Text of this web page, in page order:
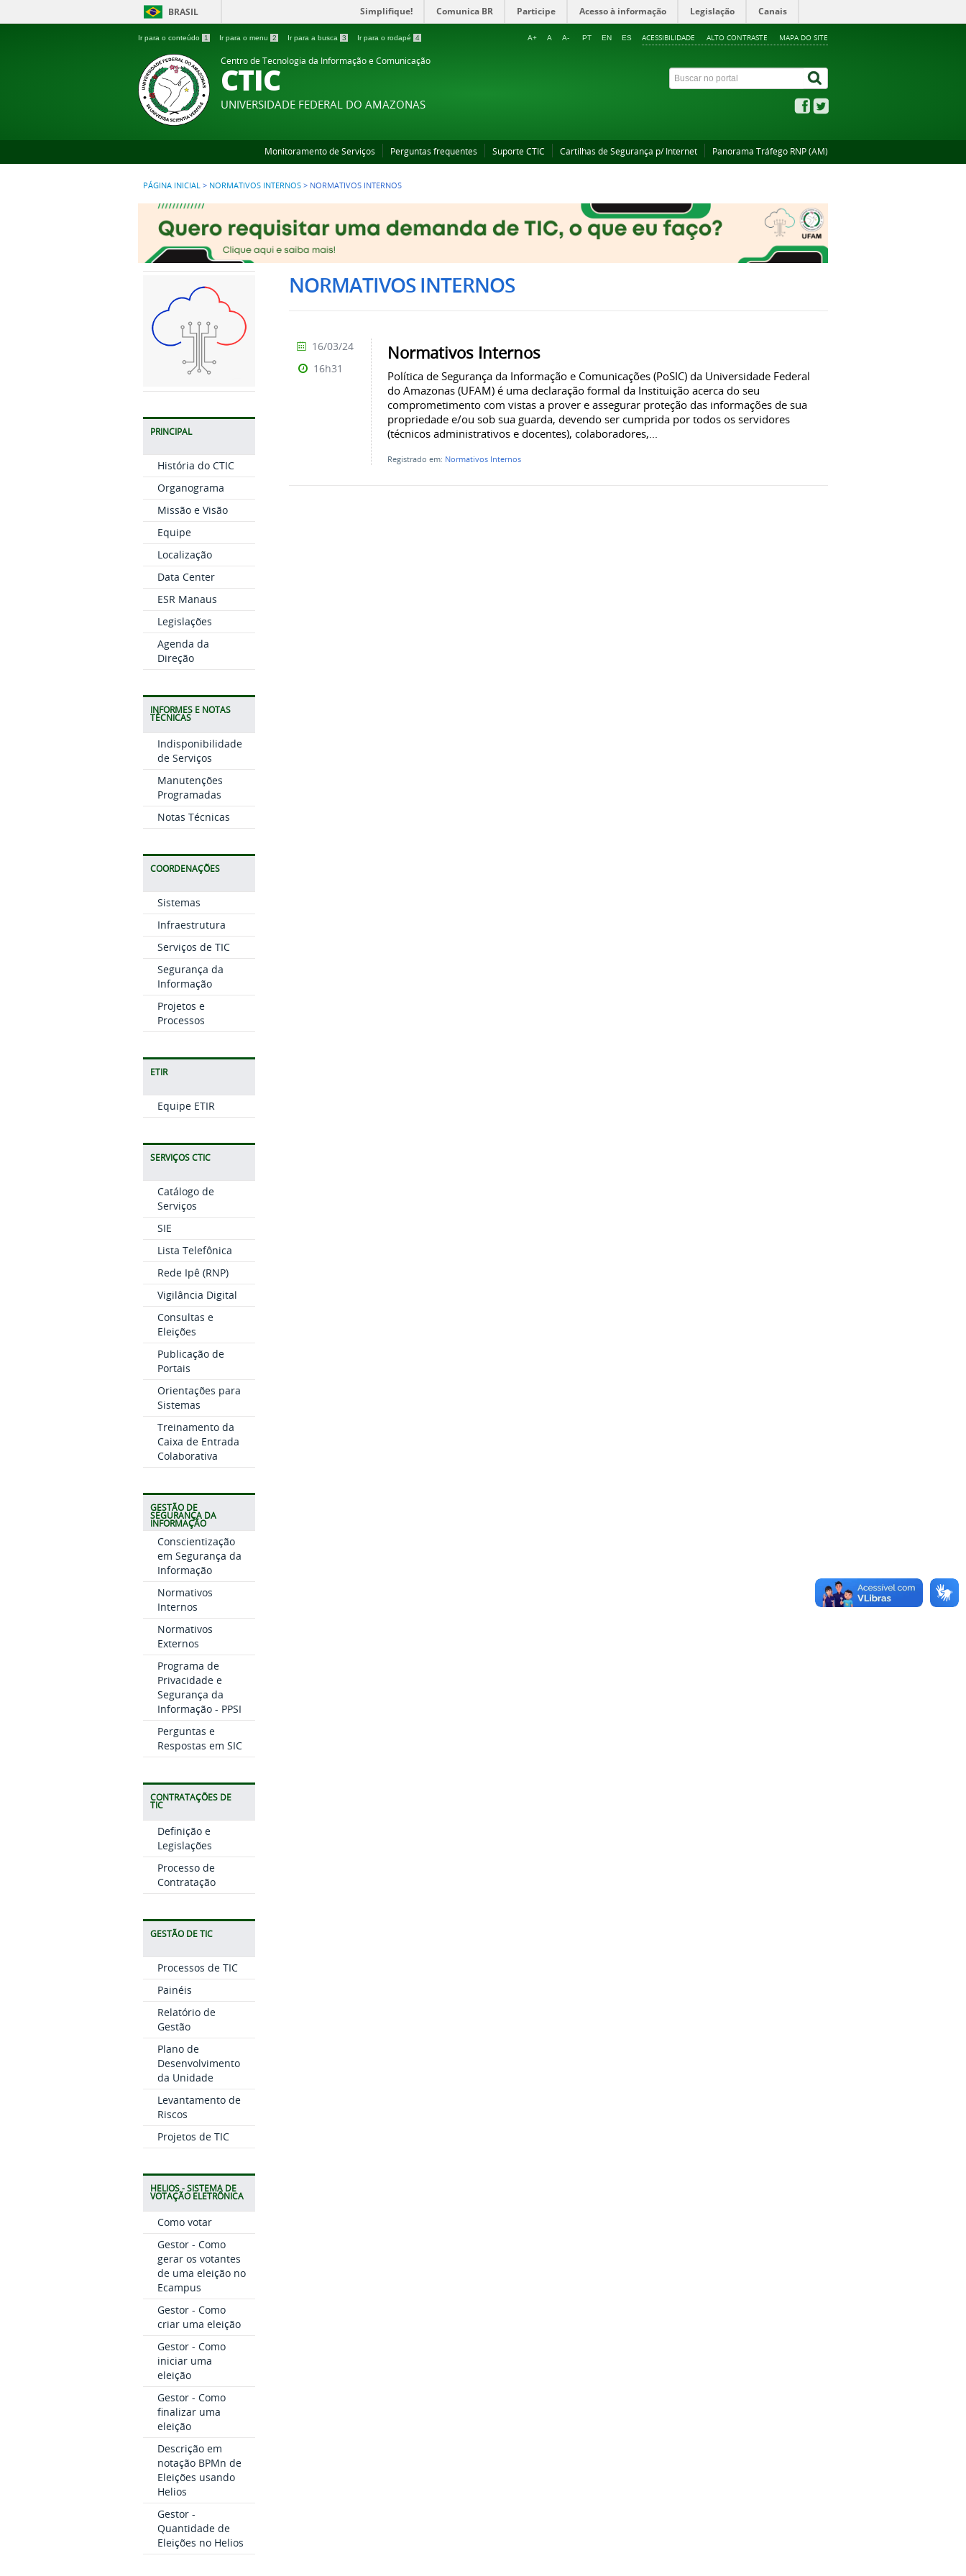
BRASIL Simplifique! Comunica BR Participe Acesso à informação Legislação Canais
Ir para o conteúdo 1 Ir para o menu 2 Ir para a busca 3 Ir para o rodapé 4 ACESSIBILIDADE ALTO CONTRASTE MAPA DO SITE
A+ A A- PT EN ES
Centro de Tecnologia da Informação e Comunicação
CTIC
UNIVERSIDADE FEDERAL DO AMAZONAS
Monitoramento de Serviços Perguntas frequentes Suporte CTIC Cartilhas de Segurança p/ Internet Panorama Tráfego RNP (AM)
PÁGINA INICIAL > NORMATIVOS INTERNOS > NORMATIVOS INTERNOS
PRINCIPAL
História do CTIC
Organograma
Missão e Visão
Equipe
Localização
Data Center
ESR Manaus
Legislações
Agenda da
Direção
INFORMES E NOTAS
TÉCNICAS
Indisponibilidade
de Serviços
Manutenções
Programadas
Notas Técnicas
COORDENAÇÕES
Sistemas
Infraestrutura
Serviços de TIC
Segurança da
Informação
Projetos e
Processos
ETIR
Equipe ETIR
SERVIÇOS CTIC
Catálogo de
Serviços
SIE
Lista Telefônica
Rede Ipê (RNP)
Vigilância Digital
Consultas e
Eleições
Publicação de
Portais
Orientações para
Sistemas
Treinamento da
Caixa de Entrada
Colaborativa
GESTÃO DE
SEGURANÇA DA
INFORMAÇÃO
Conscientização
em Segurança da
Informação
Normativos
Internos
Normativos
Externos
Programa de
Privacidade e
Segurança da
Informação - PPSI
Perguntas e
Respostas em SIC
CONTRATAÇÕES DE
TIC
Definição e
Legislações
Processo de
Contratação
GESTÃO DE TIC
Processos de TIC
Painéis
Relatório de
Gestão
Plano de
Desenvolvimento
da Unidade
Levantamento de
Riscos
Projetos de TIC
HELIOS - SISTEMA DE
VOTAÇÃO ELETRÔNICA
Como votar
Gestor - Como
gerar os votantes
de uma eleição no
Ecampus
Gestor - Como
criar uma eleição
Gestor - Como
iniciar uma
eleição
Gestor - Como
finalizar uma
eleição
Descrição em
notação BPMn de
Eleições usando
Helios
Gestor -
Quantidade de
Eleições no Helios
NORMATIVOS INTERNOS
Normativos Internos
Política de Segurança da Informação e Comunicações (PoSIC) da Universidade Federal
do Amazonas (UFAM) é uma declaração formal da Instituição acerca do seu
comprometimento com vistas a prover e assegurar proteção das informações de sua
propriedade e/ou sob sua guarda, devendo ser cumprida por todos os servidores
(técnicos administrativos e docentes), colaboradores,...
Registrado em: Normativos Internos
16/03/24
16h31